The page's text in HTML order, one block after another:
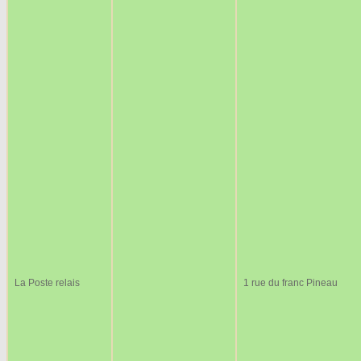
La Poste relais 1 rue du franc Pineau